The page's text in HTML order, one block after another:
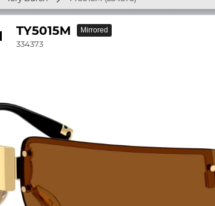
TY5015M
334373
Mirrored